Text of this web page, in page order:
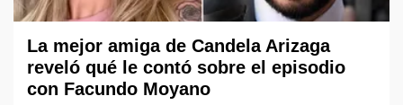
La mejor amiga de Candela Arizaga
reveló qué le contó sobre el episodio
con Facundo Moyano